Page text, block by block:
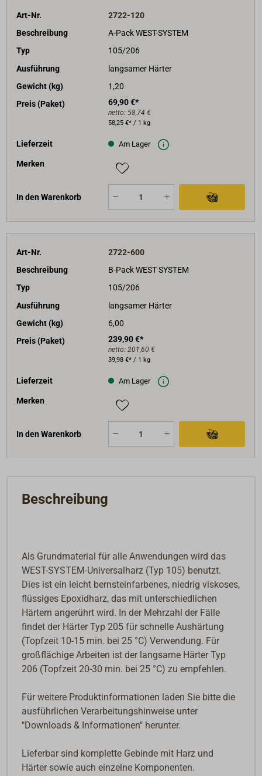
Art-Nr.
2722-120
Beschreibung
A-Pack WEST-SYSTEM
Typ
105/206
Ausführung
langsamer Härter
Gewicht (kg)
1,20
Preis (Paket)
69,90 €*
netto: 58,74 €
58,25 €* / 1 kg
Lieferzeit Am Lager
Merken
In den Warenkorb
Art-Nr.
2722-600
Beschreibung
B-Pack WEST SYSTEM
Typ
105/206
Ausführung
langsamer Härter
Gewicht (kg)
6,00
Preis (Paket)
239,90 €*
netto: 201,60 €
39,98 €* / 1 kg
Lieferzeit Am Lager
Merken
In den Warenkorb
Beschreibung
Als Grundmaterial für alle Anwendungen wird das
WEST-SYSTEM-Universalharz (Typ 105) benutzt.
Dies ist ein leicht bernsteinfarbenes, niedrig viskoses,
flüssiges Epoxidharz, das mit unterschiedlichen
Härtern angerührt wird. In der Mehrzahl der Fälle
findet der Härter Typ 205 für schnelle Aushärtung
(Topfzeit 10-15 min. bei 25 °C) Verwendung. Für
großflächige Arbeiten ist der langsame Härter Typ
206 (Topfzeit 20-30 min. bei 25 °C) zu empfehlen.
Für weitere Produktinformationen laden Sie bitte die
ausführlichen Verarbeitungshinweise unter
"Downloads & Informationen" herunter.
Lieferbar sind komplette Gebinde mit Harz und
Härter sowie auch einzelne Komponenten.